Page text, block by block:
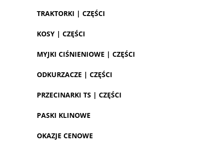
TRAKTORKI | CZĘŚCI
KOSY | CZĘŚCI
MYJKI CIŚNIENIOWE | CZĘŚCI
ODKURZACZE | CZĘŚCI
PRZECINARKI TS | CZĘŚCI
PASKI KLINOWE
OKAZJE CENOWE